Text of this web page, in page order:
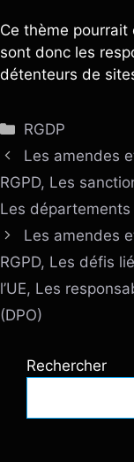
Ce thème pourrait
sont donc les
détenteurs de
Catégories
RGDP
Les amendes
RGPD, Les
Les départements
Les amendes
RGPD, Les défis
l’UE, Les
(DPO)
Rechercher